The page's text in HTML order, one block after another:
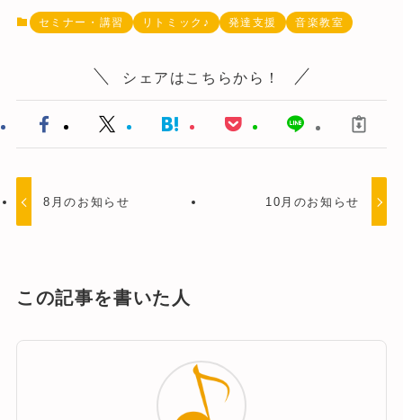
セミナー・講習 リトミック♪ 発達支援 音楽教室
シェアはこちらから！
8月のお知らせ 10月のお知らせ
この記事を書いた人